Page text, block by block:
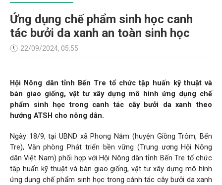
Ứng dụng chế phẩm sinh học canh
tác bưởi da xanh an toàn sinh học
22/09/2024, 05:55
Hội Nông dân tỉnh Bến Tre tổ chức tập huấn kỹ thuật và
bàn giao giống, vật tư xây dựng mô hình ứng dụng chế
phẩm sinh học trong canh tác cây bưởi da xanh theo
hướng ATSH cho nông dân.
Ngày 18/9, tại UBND xã Phong Nẫm (huyện Giồng Trôm, Bến
Tre), Văn phòng Phát triển bền vững (Trung ương Hội Nông
dân Việt Nam) phối hợp với Hội Nông dân tỉnh Bến Tre tổ chức
tập huấn kỹ thuật và bàn giao giống, vật tư xây dựng mô hình
ứng dụng chế phẩm sinh học trong cánh tác cây bưởi da xanh